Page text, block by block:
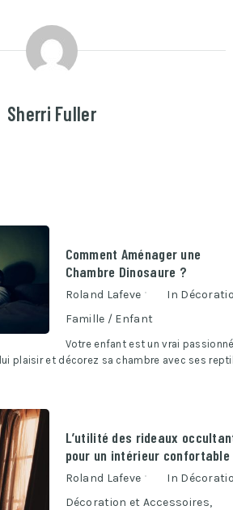
Sherri Fuller
Comment Aménager une
Chambre Dinosaure ?
Roland Lafeve In
Famille / Enfant
Votre enfant est un vrai
plaisir et décorez sa chambre avec ses
L’utilité des rideaux
pour un intérieur confortable
Roland Lafeve In
Décoration et Accessoires,